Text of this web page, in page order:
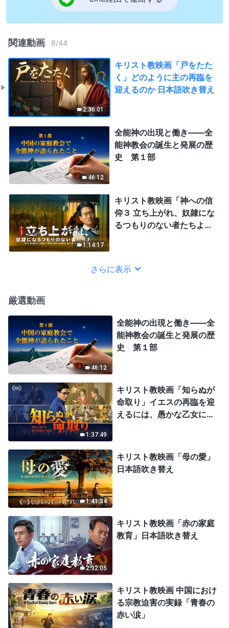
関連動画 8/44
2:36:01
キリスト教映画「戸をたた
く」どのように主の再臨を
迎えるのか 日本語吹き替え
46:12
全能神の出現と働き——全
能神教会の誕生と発展の歴
史 第１部
1:14:17
キリスト教映画「神への信
仰３ 立ち上がれ、奴隷にな
るつもりのない者たちよ」
さらに表示
厳選動画
46:12
全能神の出現と働き——全
能神教会の誕生と発展の歴
史 第１部
1:37:49
キリスト教映画「知らぬが
命取り」イエスの再臨を迎
えるには、愚かな乙女にな
1:41:34
キリスト教映画「母の愛」
日本語吹き替え
2:32:05
キリスト教映画「赤の家庭
教育」日本語吹き替え
キリスト教映画 中国におけ
る宗教迫害の実録「青春の
赤い涙」